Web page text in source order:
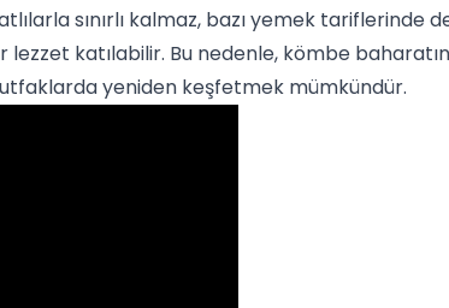
sınırlı kalmaz, bazı yemek tariflerinde
lezzet katılabilir. Bu nedenle, kömbe
yeniden keşfetmek mümkündür.